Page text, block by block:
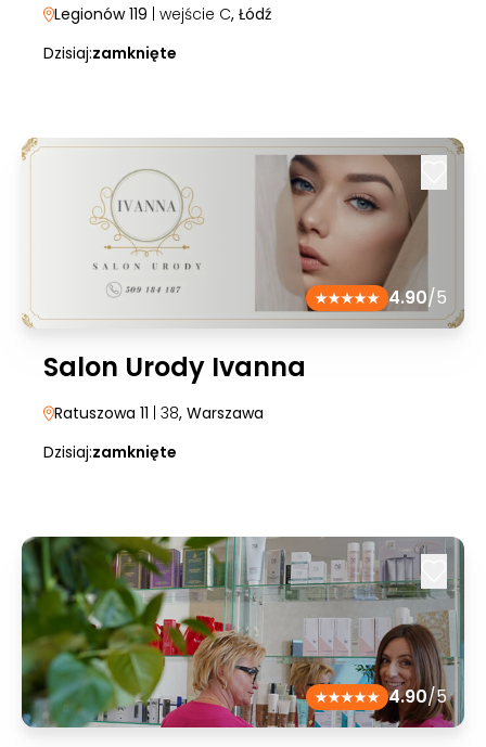
Legionów 119 | wejście C, Łódź
Dzisiaj:zamknięte
4.90/5
Salon Urody Ivanna
Ratuszowa 11 | 38, Warszawa
Dzisiaj:zamknięte
4.90/5